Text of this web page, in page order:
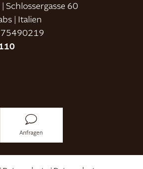
Schlossergasse 60
Italien
Anfragen